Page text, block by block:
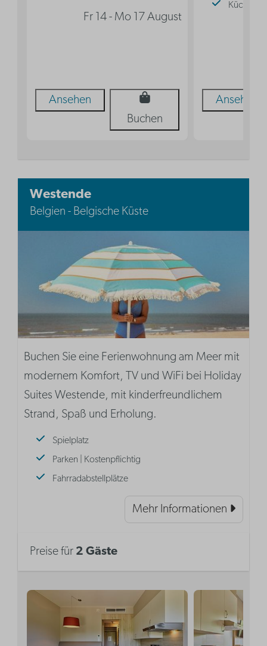
Fr 14 - Mo 17 August
Ansehen
Buchen
Küche
Ansehen
Westende
Belgien - Belgische Küste
Buchen Sie eine Ferienwohnung am Meer mit
modernem Komfort, TV und WiFi bei Holiday
Suites Westende, mit kinderfreundlichem
Strand, Spaß und Erholung.
Spielplatz
Parken | Kostenpflichtig
Fahrradabstellplätze
Mehr Informationen
Preise für 2 Gäste